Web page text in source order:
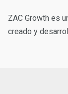
ZAC Growth es
creado y